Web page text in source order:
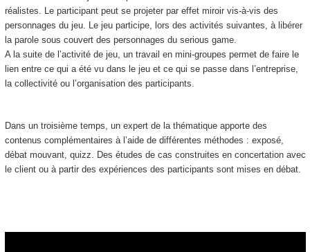
réalistes. Le participant peut se projeter par effet miroir vis-à-vis des
personnages du jeu. Le jeu participe, lors des activités suivantes, à libérer
la parole sous couvert des personnages du serious game.
A la suite de l’activité de jeu, un travail en mini-groupes permet de faire le
lien entre ce qui a été vu dans le jeu et ce qui se passe dans l’entreprise,
la collectivité ou l’organisation des participants.
Dans un troisième temps, un expert de la thématique apporte des
contenus complémentaires à l’aide de différentes méthodes : exposé,
débat mouvant, quizz. Des études de cas construites en concertation avec
le client ou à partir des expériences des participants sont mises en débat.